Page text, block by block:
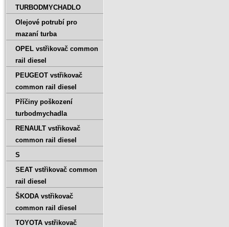
TURBODMYCHADLO
Olejové potrubí pro
mazaní turba
OPEL vstřikovač common
rail diesel
PEUGEOT vstřikovač
common rail diesel
Příčiny poškození
turbodmychadla
RENAULT vstřikovač
common rail diesel
S
SEAT vstřikovač common
rail diesel
ŠKODA vstřikovač
common rail diesel
TOYOTA vstřikovač